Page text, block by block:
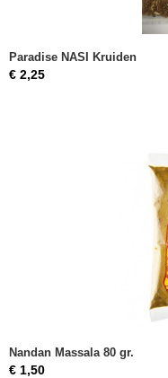
Paradise NASI Kruiden
€ 2,25
Nandan Massala 80 gr.
€ 1,50